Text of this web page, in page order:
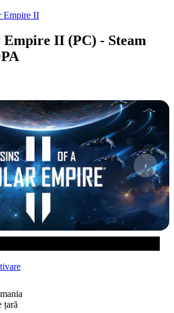
Empire II
Empire II (PC) - Steam
țară